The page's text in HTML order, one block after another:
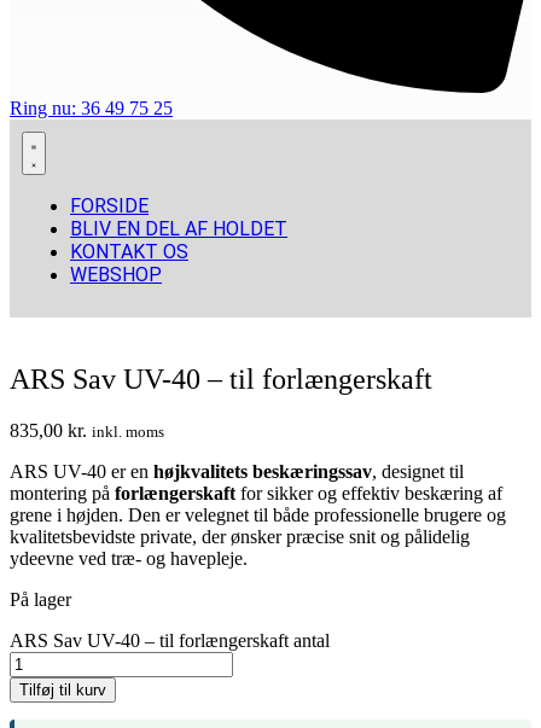
Ring nu: 36 49 75 25
FORSIDE
BLIV EN DEL AF HOLDET
KONTAKT OS
WEBSHOP
ARS Sav UV-40 – til forlængerskaft
835,00 kr. inkl. moms
ARS UV-40 er en højkvalitets beskæringssav, designet til
montering på forlængerskaft for sikker og effektiv beskæring af
grene i højden. Den er velegnet til både professionelle brugere og
kvalitetsbevidste private, der ønsker præcise snit og pålidelig
ydeevne ved træ- og havepleje.
På lager
ARS Sav UV-40 – til forlængerskaft antal
Tilføj til kurv